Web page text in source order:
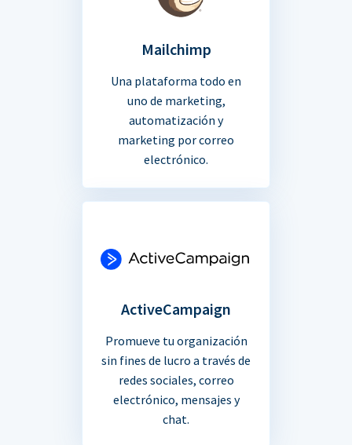
Mailchimp
Una plataforma todo en
uno de marketing,
automatización y
marketing por correo
electrónico.
ActiveCampaign
Promueve tu organización
sin fines de lucro a través de
redes sociales, correo
electrónico, mensajes y
chat.